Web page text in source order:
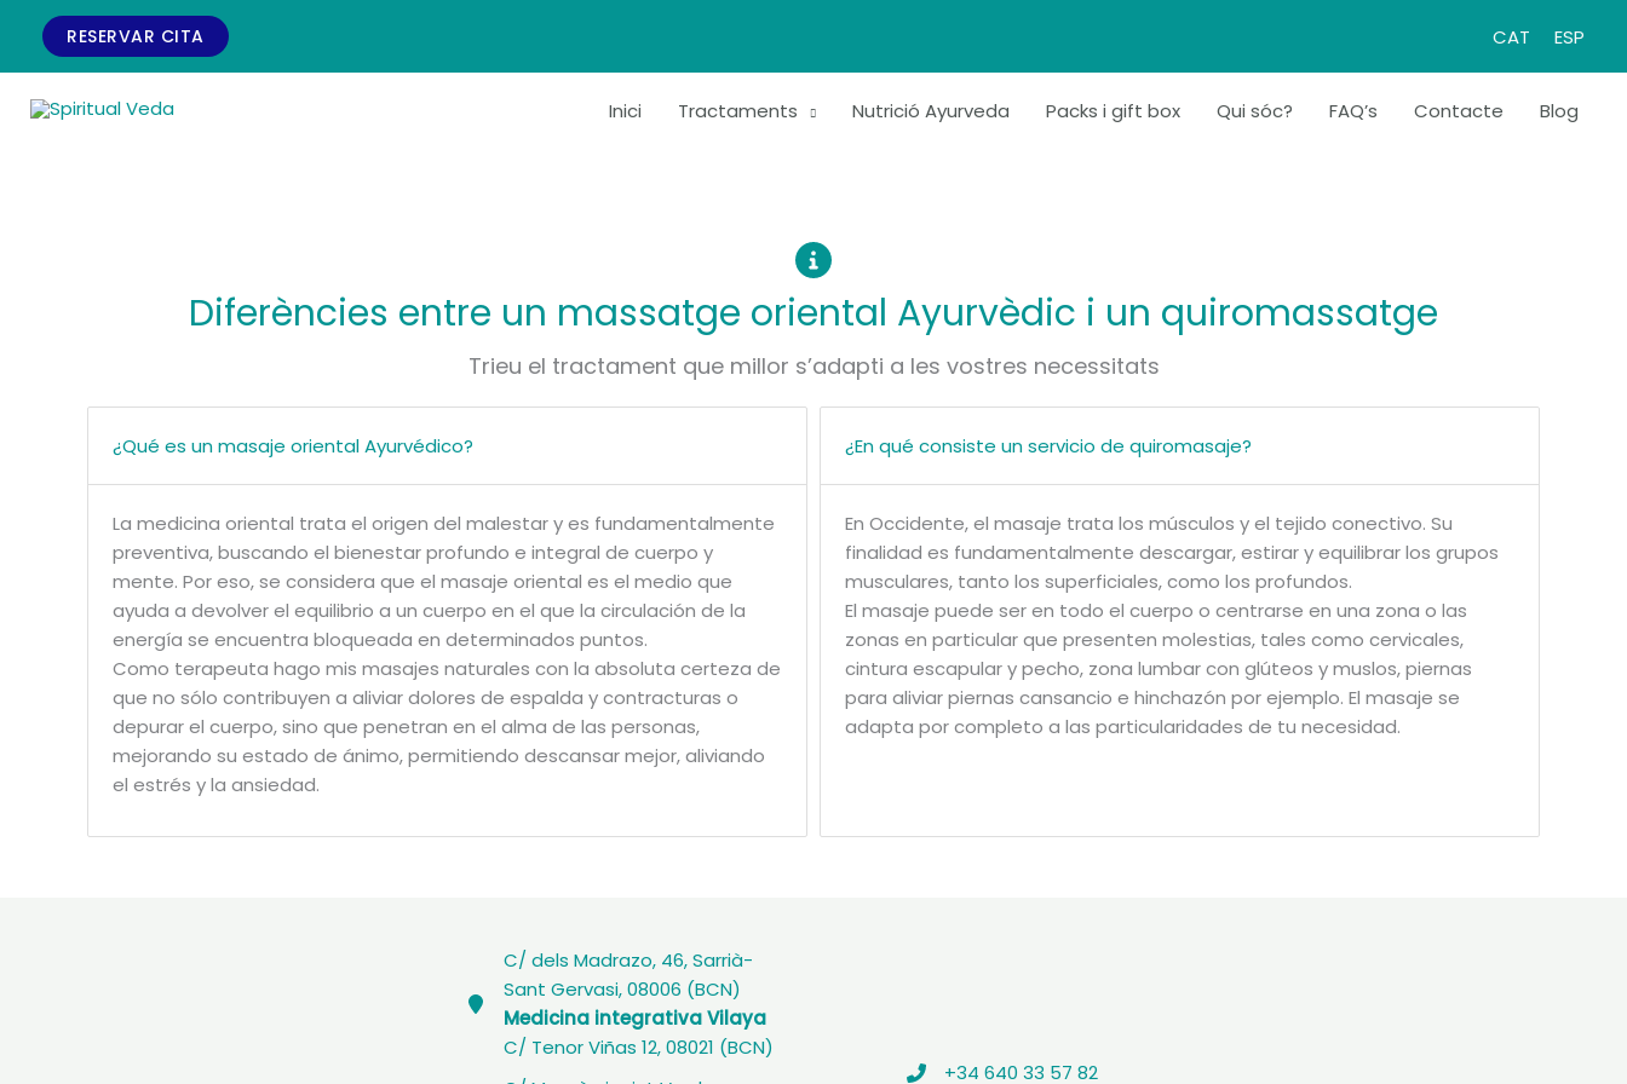
contingut
RESERVAR CITA CAT ESP
Inici Tractaments Nutrició Ayurveda Packs i gift box Qui sóc? FAQ’s Contacte Blog
Diferències entre un massatge oriental Ayurvèdic i un quiromassatge
Trieu el tractament que millor s’adapti a les vostres necessitats
¿Qué es un masaje oriental Ayurvédico?
La medicina oriental trata el origen del malestar y es fundamentalmente
preventiva, buscando el bienestar profundo e integral de cuerpo y
mente. Por eso, se considera que el masaje oriental es el medio que
ayuda a devolver el equilibrio a un cuerpo en el que la circulación de la
energía se encuentra bloqueada en determinados puntos.
Como terapeuta hago mis masajes naturales con la absoluta certeza de
que no sólo contribuyen a aliviar dolores de espalda y contracturas o
depurar el cuerpo, sino que penetran en el alma de las personas,
mejorando su estado de ánimo, permitiendo descansar mejor, aliviando
el estrés y la ansiedad.
¿En qué consiste un servicio de quiromasaje?
En Occidente, el masaje trata los músculos y el tejido conectivo. Su
finalidad es fundamentalmente descargar, estirar y equilibrar los grupos
musculares, tanto los superficiales, como los profundos.
El masaje puede ser en todo el cuerpo o centrarse en una zona o las
zonas en particular que presenten molestias, tales como cervicales,
cintura escapular y pecho, zona lumbar con glúteos y muslos, piernas
para aliviar piernas cansancio e hinchazón por ejemplo. El masaje se
adapta por completo a las particularidades de tu necesidad.
C/ dels Madrazo, 46, Sarrià-
Sant Gervasi, 08006 (BCN)
Medicina integrativa Vilaya
C/ Tenor Viñas 12, 08021 (BCN)
+34 640 33 57 82